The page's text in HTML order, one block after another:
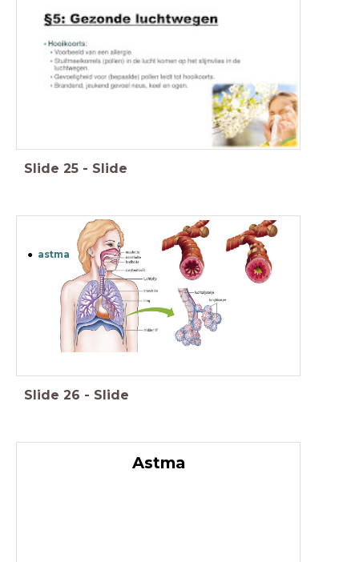
Slide 25 - Slide
astma
Slide 26 - Slide
Astma